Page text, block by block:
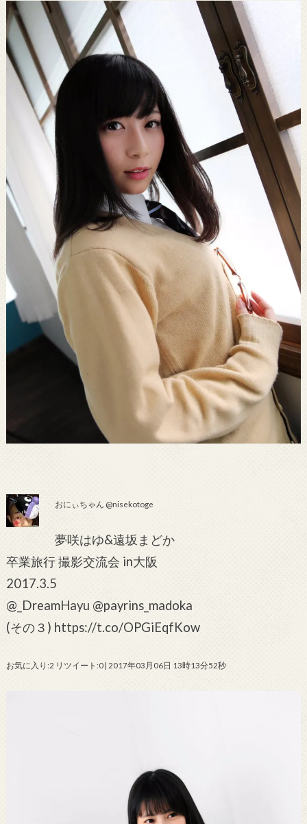
おにぃちゃん @nisekotoge
夢咲はゆ&遠坂まどか
卒業旅行 撮影交流会 in大阪
2017.3.5
@_DreamHayu @payrins_madoka
(その３) https://t.co/OPGiEqfKow
お気に入り:2 リツイート:0 | 2017年03月06日 13時13分52秒